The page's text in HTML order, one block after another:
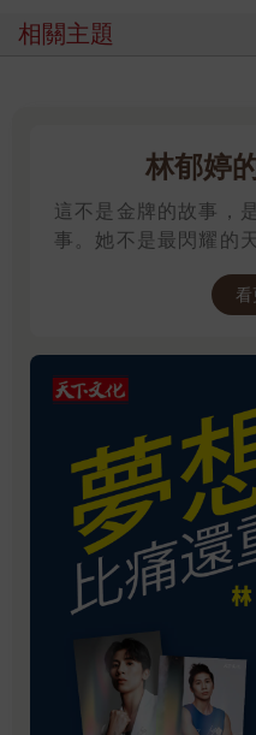
相關主題
林郁婷
這不是金牌的故事，
事。她不是最閃耀的
看